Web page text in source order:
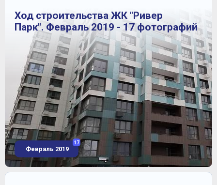
Ход строительства ЖК "Ривер
Парк". Февраль 2019 - 17 фотографий
Февраль 2019
17